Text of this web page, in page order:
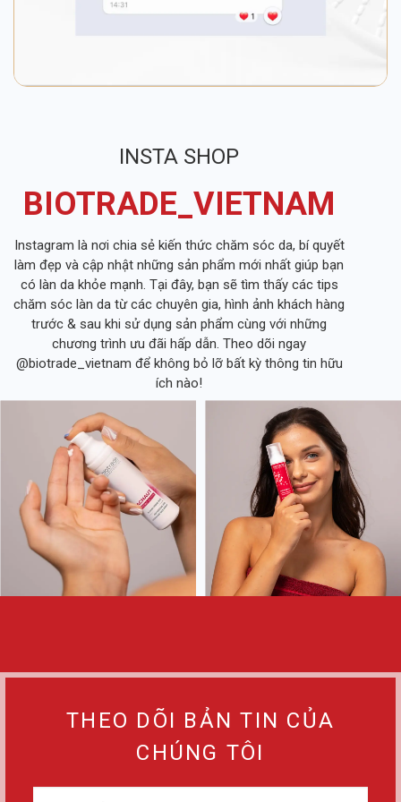
INSTA SHOP
BIOTRADE_VIETNAM
Instagram là nơi chia sẻ kiến thức chăm sóc da, bí quyết
làm đẹp và cập nhật những sản phẩm mới nhất giúp bạn
có làn da khỏe mạnh. Tại đây, bạn sẽ tìm thấy các tips
chăm sóc làn da từ các chuyên gia, hình ảnh khách hàng
trước & sau khi sử dụng sản phẩm cùng với những
chương trình ưu đãi hấp dẫn. Theo dõi ngay
@biotrade_vietnam để không bỏ lỡ bất kỳ thông tin hữu
ích nào!
THEO DÕI BẢN TIN CỦA
CHÚNG TÔI